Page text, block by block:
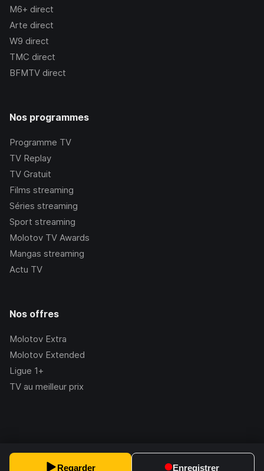
Regarder Enregistrer
M6+ direct
Arte direct
W9 direct
TMC direct
BFMTV direct
Nos programmes
Programme TV
TV Replay
TV Gratuit
Films streaming
Séries streaming
Sport streaming
Molotov TV Awards
Mangas streaming
Actu TV
Nos offres
Molotov Extra
Molotov Extended
Ligue 1+
TV au meilleur prix
2.228.1